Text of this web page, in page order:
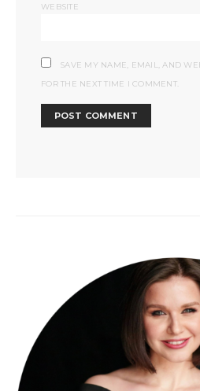
WEBSITE
SAVE MY NAME, EMAIL, AND
FOR THE NEXT TIME I COMMENT.